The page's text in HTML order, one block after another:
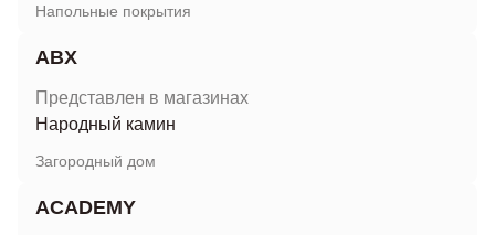
Напольные покрытия
ABX
Представлен в магазинах
Народный камин
Загородный дом
ACADEMY